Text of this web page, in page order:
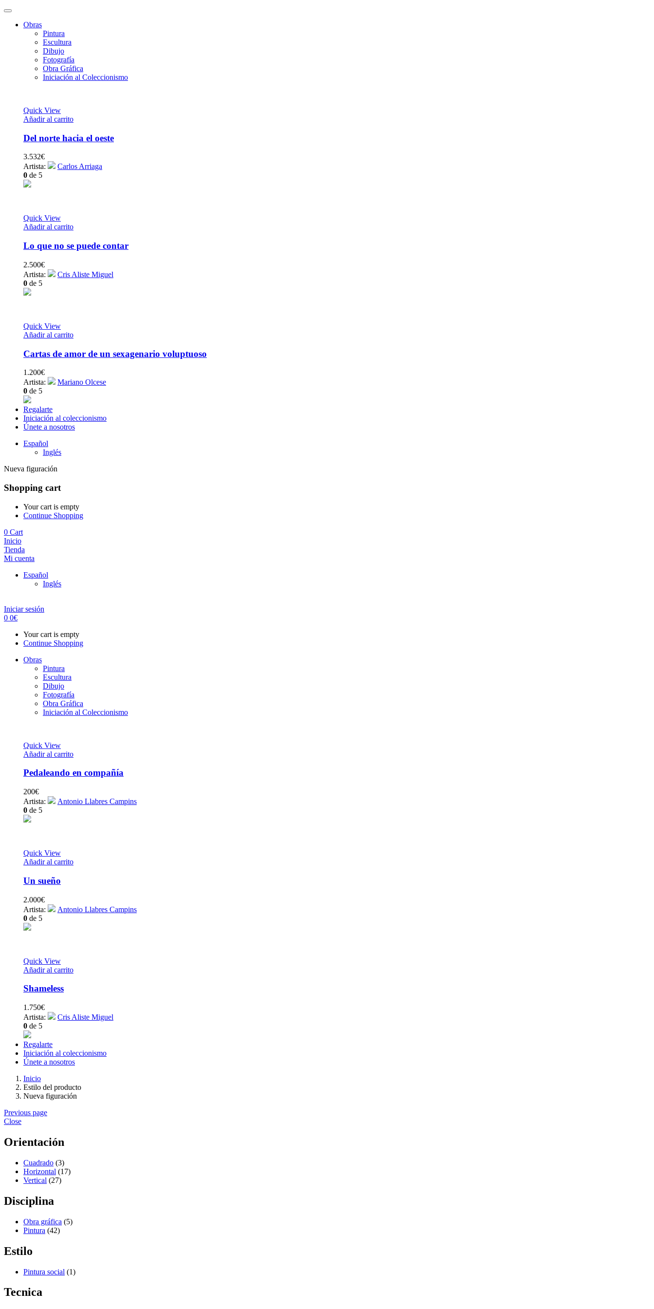
Obras
Pintura
Escultura
Dibujo
Fotografía
Obra Gráfica
Iniciación al Coleccionismo
Quick View
Añadir al carrito
Del norte hacia el oeste
3.532€
Artista:
Carlos Arriaga
0 de 5
Quick View
Añadir al carrito
Lo que no se puede contar
2.500€
Artista:
Cris Aliste Miguel
0 de 5
Quick View
Añadir al carrito
Cartas de amor de un sexagenario voluptuoso
1.200€
Artista:
Mariano Olcese
0 de 5
Regalarte
Iniciación al coleccionismo
Únete a nosotros
Español
Inglés
Nueva figuración
Shopping cart
Your cart is empty
Continue Shopping
0 Cart
Inicio
Tienda
Mi cuenta
Español
Inglés
Iniciar sesión
0 0€
Your cart is empty
Continue Shopping
Obras
Pintura
Escultura
Dibujo
Fotografía
Obra Gráfica
Iniciación al Coleccionismo
Quick View
Añadir al carrito
Pedaleando en compañía
200€
Artista:
Antonio Llabres Campins
0 de 5
Quick View
Añadir al carrito
Un sueño
2.000€
Artista:
Antonio Llabres Campins
0 de 5
Quick View
Añadir al carrito
Shameless
1.750€
Artista:
Cris Aliste Miguel
0 de 5
Regalarte
Iniciación al coleccionismo
Únete a nosotros
Inicio
Estilo del producto
Nueva figuración
Previous page
Close
Orientación
Cuadrado (3)
Horizontal (17)
Vertical (27)
Disciplina
Obra gráfica (5)
Pintura (42)
Estilo
Pintura social (1)
Tecnica